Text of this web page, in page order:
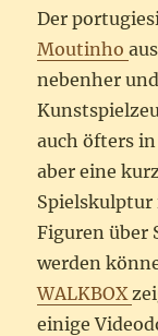
Der
Moutinho
nebenher
auch öfters
aber eine
Figuren über
werden
WALKBOX
einige